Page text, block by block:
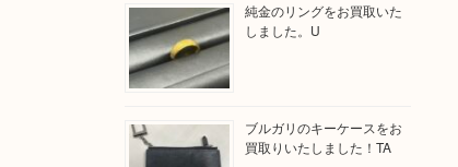
純金のリングをお買取いた
しました。U
ブルガリのキーケースをお
買取りいたしました！TA